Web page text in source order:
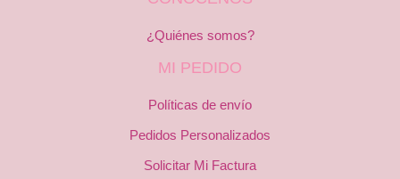
¿Quiénes somos?
MI PEDIDO
Políticas de envío
Pedidos Personalizados
Solicitar Mi Factura